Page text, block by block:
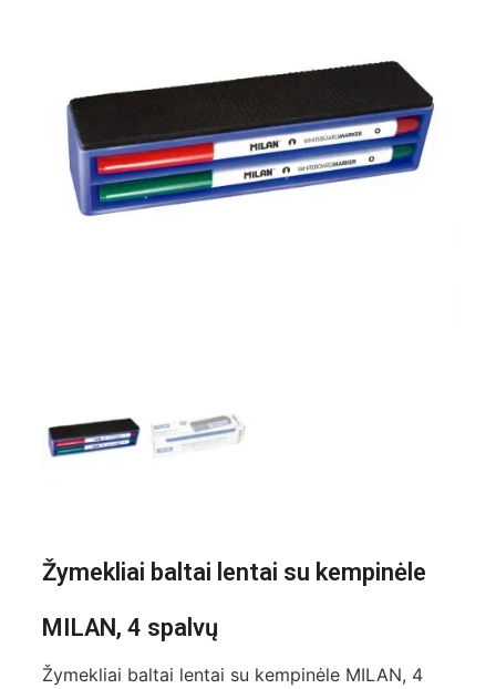
Žymekliai baltai lentai su kempinėle
MILAN, 4 spalvų
Žymekliai baltai lentai su kempinėle MILAN, 4